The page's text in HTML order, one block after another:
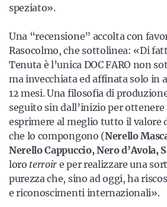
speziato».
Una “recensione” accolta con
Rasocolmo, che sottolinea: «Di
Tenuta è l’unica DOC FARO non
ma invecchiata ed affinata solo in
12 mesi. Una filosofia di
seguito sin dall’inizio per
esprimere al meglio tutto il valore
che lo compongono (Nerello
Nerello Cappuccio, Nero d’Avola,
loro terroir e per realizzare una
purezza che, sino ad oggi, ha
e riconoscimenti internazionali».